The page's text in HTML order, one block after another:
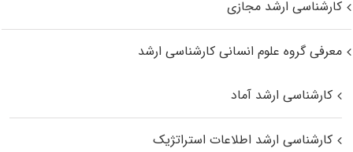
کارشناسی ارشد مجازی
معرفی گروه علوم انسانی کارشناسی ارشد
کارشناسی ارشد آماد
کارشناسی ارشد اطلاعات استراتژیک